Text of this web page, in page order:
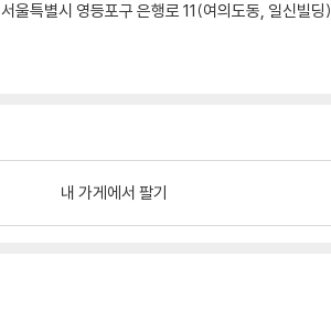
서울특별시 영등포구 은행로 11(여의도동, 일신빌딩)
내 가게에서 팔기